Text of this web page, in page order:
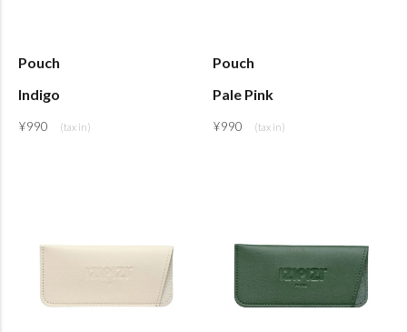
Pouch
Indigo
¥990
Pouch
Pale Pink
¥990